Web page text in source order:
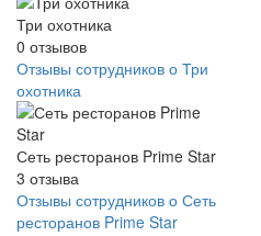
Три охотника
0 отзывов
Отзывы сотрудников о Три
охотника
Сеть ресторанов Prime Star
3 отзыва
Отзывы сотрудников о Сеть
ресторанов Prime Star